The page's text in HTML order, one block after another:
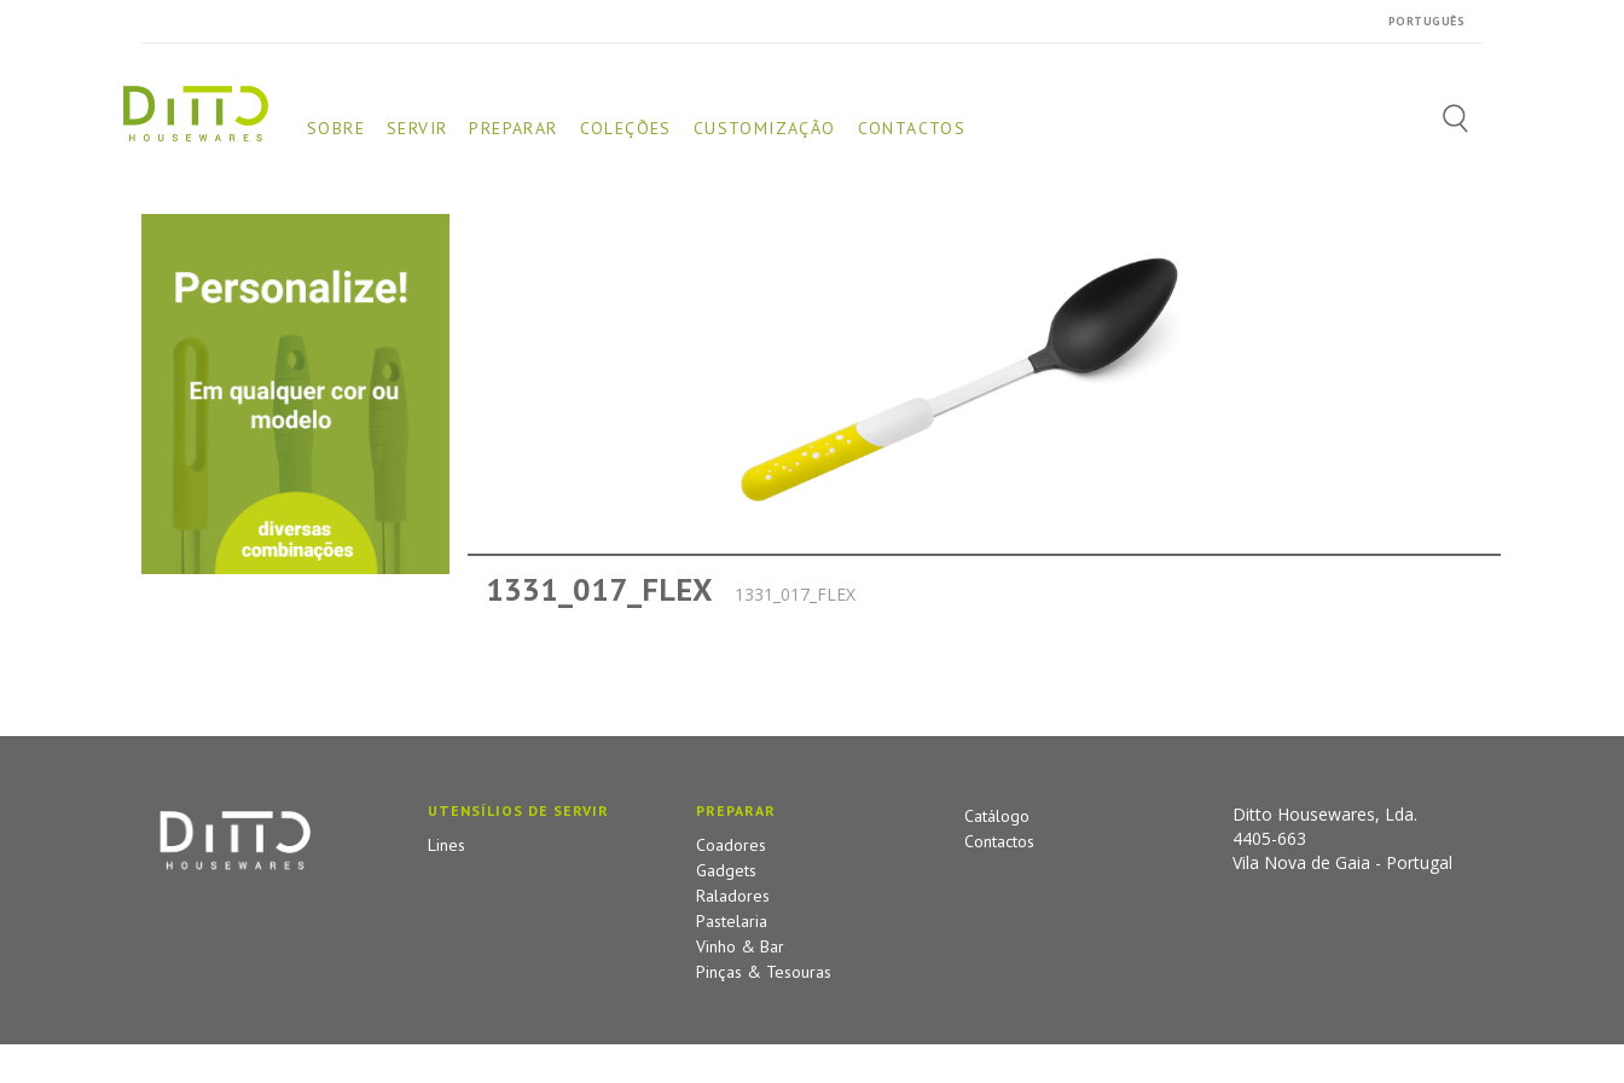
PORTUGUÊS
SOBRE SERVIR PREPARAR COLEÇÕES CUSTOMIZAÇÃO CONTACTOS
Search
1331_017_FLEX 1331_017_FLEX
UTENSÍLIOS DE SERVIR
Lines
PREPARAR
Coadores
Gadgets
Raladores
Pastelaria
Vinho & Bar
Pinças & Tesouras
Catálogo
Contactos
Ditto Housewares, Lda.
4405-663
Vila Nova de Gaia - Portugal